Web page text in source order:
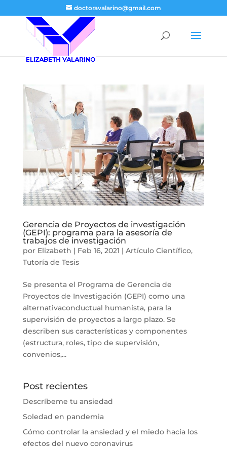
doctoravalarino@gmail.com
Gerencia de Proyectos de investigación
(GEPI): programa para la asesoría de
trabajos de investigación
por Elizabeth | Feb 16, 2021 | Artículo Científico,
Tutoría de Tesis
Se presenta el Programa de Gerencia de
Proyectos de Investigación (GEPI) como una
alternativaconductual humanista, para la
supervisión de proyectos a largo plazo. Se
describen sus características y componentes
(estructura, roles, tipo de supervisión,
convenios,...
Post recientes
Descríbeme tu ansiedad
Soledad en pandemia
Cómo controlar la ansiedad y el miedo hacia los
efectos del nuevo coronavirus